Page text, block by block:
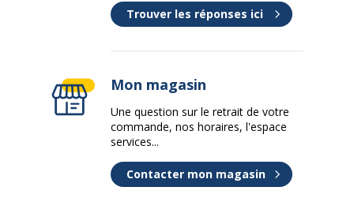
Trouver les réponses ici
Mon magasin
Une question sur le retrait de votre
commande, nos horaires, l'espace
services...
Contacter mon magasin